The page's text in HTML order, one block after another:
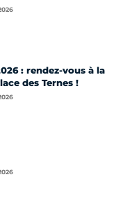
: rendez-vous à la
des Ternes !